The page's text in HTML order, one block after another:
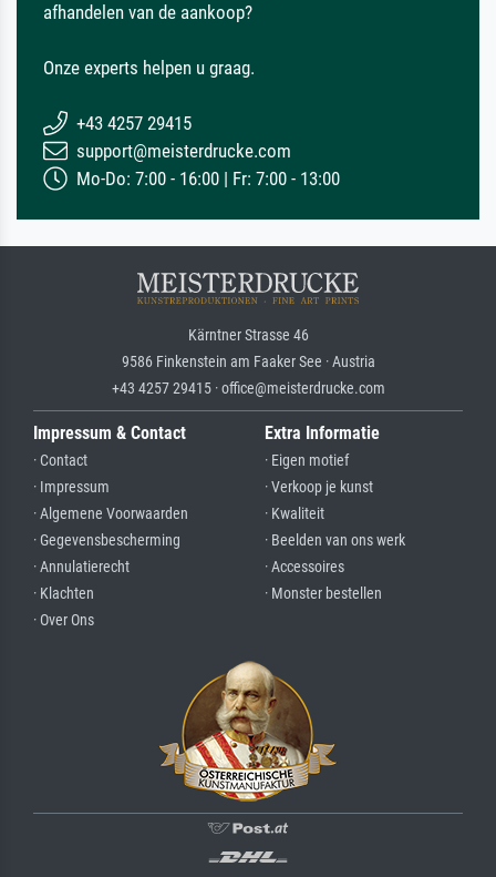
afhandelen van de aankoop?
Onze experts helpen u graag.
+43 4257 29415
support@meisterdrucke.com
Mo-Do: 7:00 - 16:00 | Fr: 7:00 - 13:00
Kärntner Strasse 46
9586 Finkenstein am Faaker See · Austria
+43 4257 29415 · office@meisterdrucke.com
Impressum & Contact
· Contact
· Impressum
· Algemene Voorwaarden
· Gegevensbescherming
· Annulatierecht
· Klachten
· Over Ons
Extra Informatie
· Eigen motief
· Verkoop je kunst
· Kwaliteit
· Beelden van ons werk
· Accessoires
· Monster bestellen